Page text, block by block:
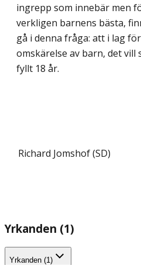
ingrepp som innebär men
verkligen barnens bästa,
gå i denna fråga: att i lag
omskärelse av barn, det vill
fyllt 18 år.
Richard Jomshof (SD)
Yrkanden (1)
Yrkanden (1)